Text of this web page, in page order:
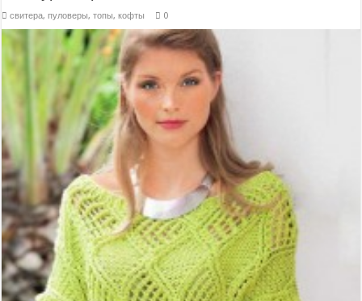
свитера, пуловеры, топы, кофты 0